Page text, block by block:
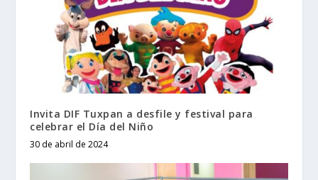
Invita DIF Tuxpan a desfile y festival para
celebrar el Día del Niño
30 de abril de 2024